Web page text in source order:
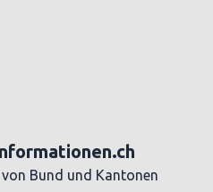
Bund und Kantonen